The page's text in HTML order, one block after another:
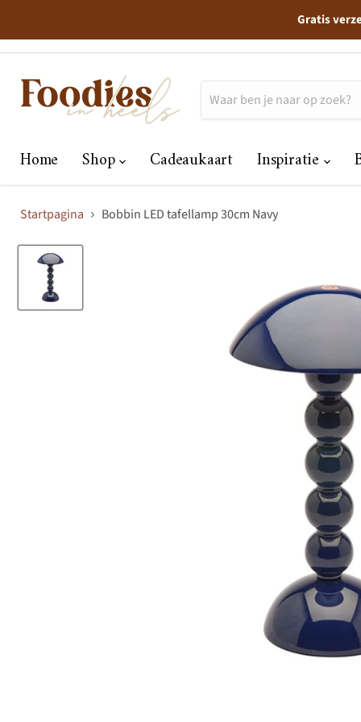
Gratis
Home Shop Cadeaukaart Inspiratie
Startpagina Bobbin LED tafellamp 30cm Navy